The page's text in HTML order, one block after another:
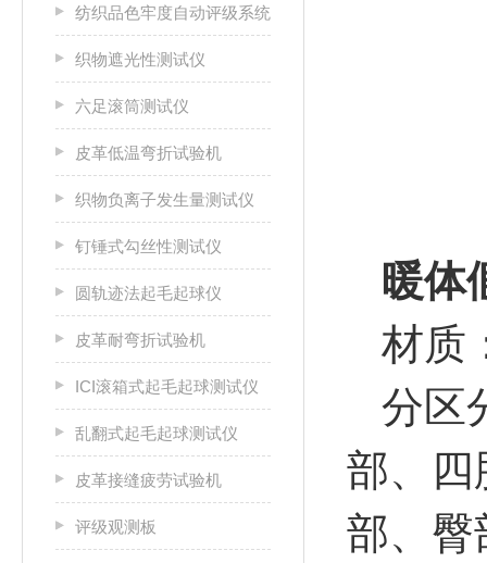
纺织品色牢度自动评级系统
织物遮光性测试仪
六足滚筒测试仪
皮革低温弯折试验机
织物负离子发生量测试仪
钉锤式勾丝性测试仪
圆轨迹法起毛起球仪
皮革耐弯折试验机
ICI滚箱式起毛起球测试仪
乱翻式起毛起球测试仪
皮革接缝疲劳试验机
评级观测板
暖体
材质
分区
部、四
部、臀